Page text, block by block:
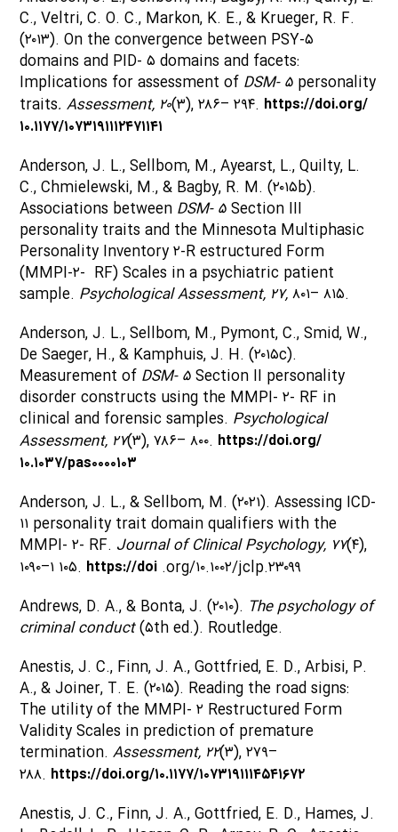
C., Veltri, C. O. C., Markon, K. E., & Krueger, R. F.
(۲۰۱۳). On the convergence between PSY-۵
domains and PID- ۵ domains and facets:
Implications for assessment of DSM- ۵ personality
traits. Assessment, ۲۰(۳), ۲۸۶– ۲۹۴. https://doi.org/
۱۰.۱۱۷۷/۱۰۷۳۱۹۱۱۱۲۴۷۱۱۴۱
Anderson, J. L., Sellbom, M., Ayearst, L., Quilty, L.
C., Chmielewski, M., & Bagby, R. M. (۲۰۱۵b).
Associations between DSM- ۵Section III
personality traits and the Minnesota Multiphasic
Personality Inventory ۲-R estructured Form
(MMPI-۲- RF) Scales in a psychiatric patient
sample. Psychological Assessment, ۲۷,۸۰۱– ۸۱۵.
Anderson, J. L., Sellbom, M., Pymont, C., Smid, W.,
De Saeger, H., & Kamphuis, J. H. (۲۰۱۵c).
Measurement of DSM- ۵Section II personality
disorder constructs using the MMPI- ۲- RF in
clinical and forensic samples. Psychological
Assessment, ۲۷(۳), ۷۸۶– ۸۰۰. https://doi.org/
۱۰.۱۰۳۷/pas۰۰۰۰۱۰۳
Anderson, J. L., & Sellbom, M. (۲۰۲۱). Assessing ICD-
۱۱ personality trait domain qualifiers with the
MMPI- ۲- RF. Journal of Clinical Psychology, ۷۷(۴),
۱۰۹۰–۱ ۱۰۵. https://doi .org/۱۰.۱۰۰۲/jclp.۲۳۰۹۹
Andrews, D. A., & Bonta, J. (۲۰۱۰). The psychology of
criminal conduct(۵th ed.). Routledge.
Anestis, J. C., Finn, J. A., Gottfried, E. D., Arbisi, P.
A., & Joiner, T. E. (۲۰۱۵). Reading the road signs:
The utility of the MMPI- ۲ Restructured Form
Validity Scales in prediction of premature
termination.Assessment, ۲۲(۳), ۲۷۹–
۲۸۸. https://doi.org/۱۰.۱۱۷۷/۱۰۷۳۱۹۱۱۱۴۵۴۱۶۷۲
Anestis, J. C., Finn, J. A., Gottfried, E. D., Hames, J.